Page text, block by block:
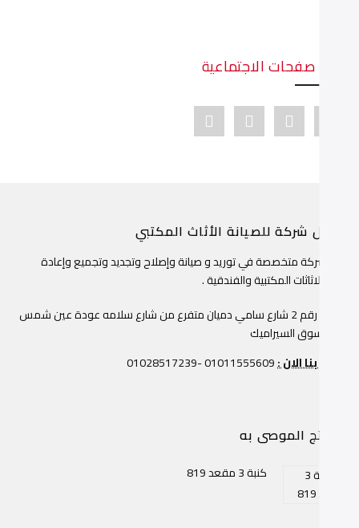
صفحات الاجتماعية
Facebook link
Instagram link
Pinterest link
Youtube link
شركة للصيانة الأثاث المكتبي
شركة متخصصة في توريد و صيانة وإصلاح وتجديد وتجميع وإعادة
الاثاثات المكتبية والفندقية .
عمارة رقم 2 شارع سامي دميان متفرع من شارع سلامه عودة عين شمس
سوق السيراميك
بنا الان :01011555609 -01028517239
الموصى به
كنبة 3 مقعد 819